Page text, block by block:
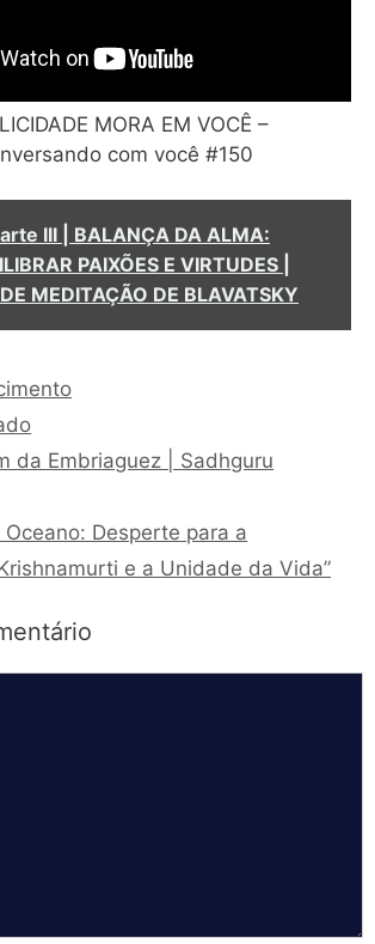
MORA EM VOCÊ –
com você #150
III | BALANÇA DA ALMA:
PAIXÕES E VIRTUDES |
MEDITAÇÃO DE BLAVATSKY
da Embriaguez | Sadhguru
Oceano: Desperte para a
e a Unidade da Vida”